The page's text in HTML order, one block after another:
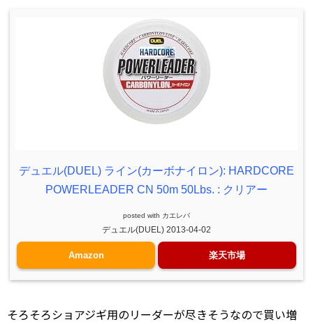
デュエル(DUEL) ライン(カーボナイロン): HARDCORE
POWERLEADER CN 50m 50Lbs. : クリアー
posted with カエレバ
デュエル(DUEL) 2013-04-02
Amazon 楽天市場
そろそろショアジギ用のリーダーが尽きそうなので買い増